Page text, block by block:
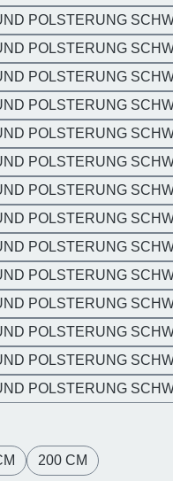
POLSTERUNG
POLSTERUNG
POLSTERUNG
POLSTERUNG
POLSTERUNG
POLSTERUNG
POLSTERUNG
POLSTERUNG
POLSTERUNG
POLSTERUNG
POLSTERUNG
POLSTERUNG
POLSTERUNG
POLSTERUNG
200 CM